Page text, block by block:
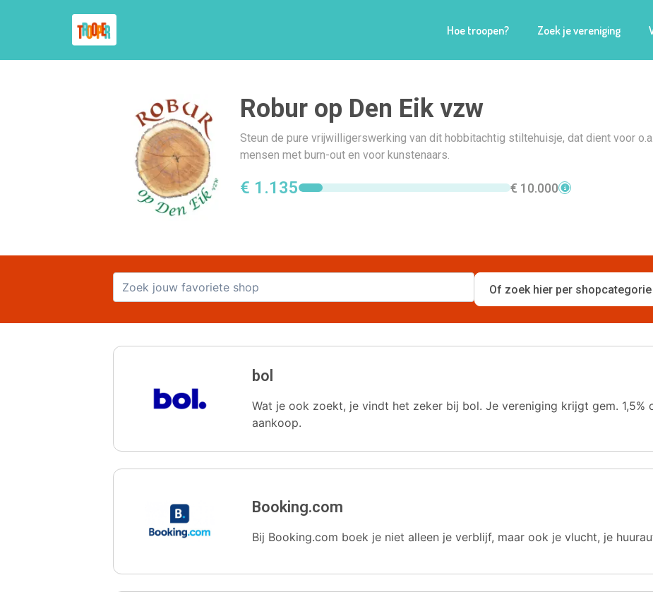
Hoe troopen? Zoek je vereniging
Robur op Den Eik vzw
Steun de pure vrijwilligerswerking van dit hobbitachtig stiltehuisje, dat dient voor o.a.
mensen met burn-out en voor kunstenaars.
€ 1.135 € 10.000
bol
Wat je ook zoekt, je vindt het zeker bij bol. Je vereniging krijgt gem. 1,5%
aankoop.
Booking.com
Bij Booking.com boek je niet alleen je verblijf, maar ook je vlucht, je